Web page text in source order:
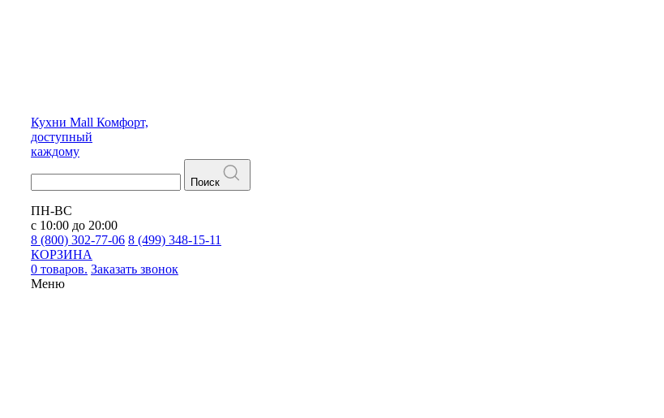
Кухни Mall Комфорт,
доступный
каждому
Поиск
ПН-ВС
с 10:00 до 20:00
8 (800) 302-77-06 8 (499) 348-15-11
КОРЗИНА
0 товаров. Заказать звонок
Меню